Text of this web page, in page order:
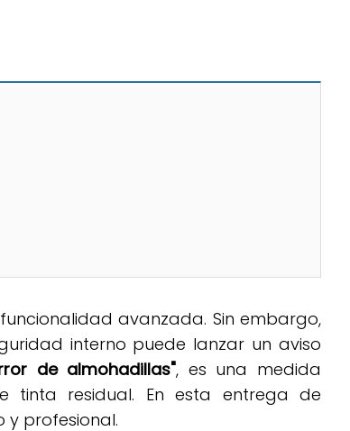
avanzada. Sin embargo,
interno puede lanzar un aviso
de almohadillas", es una medida
residual. En esta entrega de
y profesional.